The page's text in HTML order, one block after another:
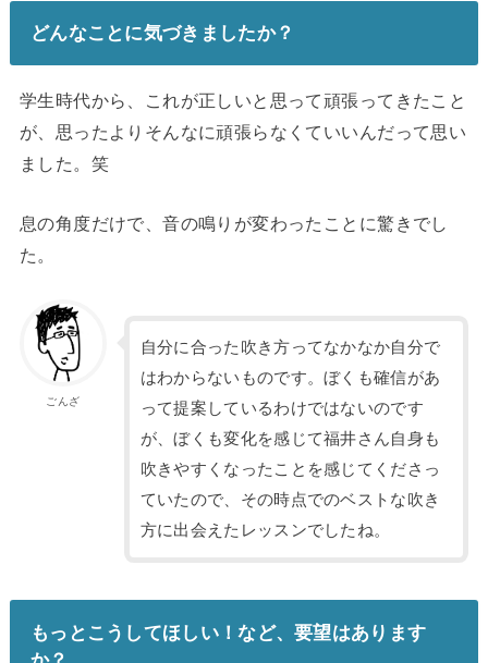
どんなことに気づきましたか？
学生時代から、これが正しいと思って頑張ってきたこと
が、思ったよりそんなに頑張らなくていいんだって思い
ました。笑
息の角度だけで、音の鳴りが変わったことに驚きでし
た。
ごんざ
自分に合った吹き方ってなかなか自分で
はわからないものです。ぼくも確信があ
って提案しているわけではないのです
が、ぼくも変化を感じて福井さん自身も
吹きやすくなったことを感じてくださっ
ていたので、その時点でのベストな吹き
方に出会えたレッスンでしたね。
もっとこうしてほしい！など、要望はあります